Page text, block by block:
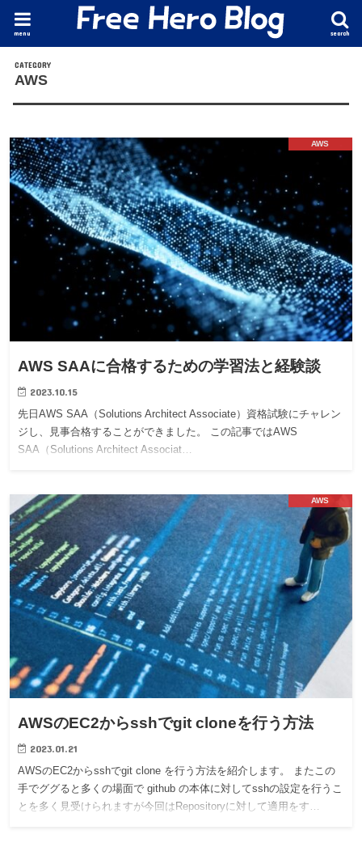
search
menu
AWS
AWS
AWS SAAに合格するための学習法と経験談
2023.10.15
先日AWS SAA（Solutions Architect Associate）資格試験にチャレン
ジし、見事合格することができました。 この記事ではAWS
SAA（Solutions Architect Associat…
AWS
AWSのEC2からsshでgit cloneを行う方法
2023.01.21
AWSのEC2からsshでgit clone を行う方法を紹介します。 またこの
手でググると多くの場面で github の本体に対してsshの設定を行うこ
とを多く見受けられますが今回はRepositoryに対して適用をす…